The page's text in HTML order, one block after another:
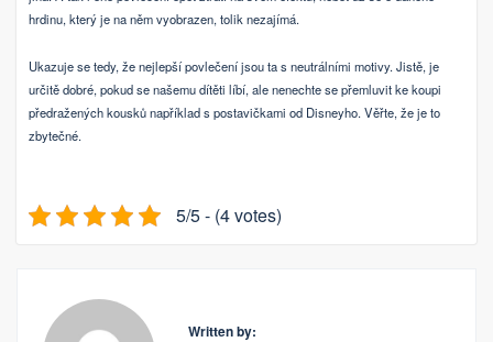
hrdinu, který je na něm vyobrazen, tolik nezajímá.
Ukazuje se tedy, že nejlepší povlečení jsou ta s neutrálními motivy. Jistě, je
určitě dobré, pokud se našemu dítěti líbí, ale nenechte se přemluvit ke koupi
předražených kousků například s postavičkami od Disneyho. Věřte, že je to
zbytečné.
5/5 - (4 votes)
Written by: